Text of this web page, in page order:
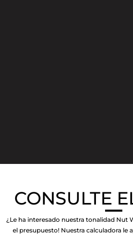
CONSULTE
¿Le ha interesado nuestra tonalidad Nut
el presupuesto! Nuestra calculadora le